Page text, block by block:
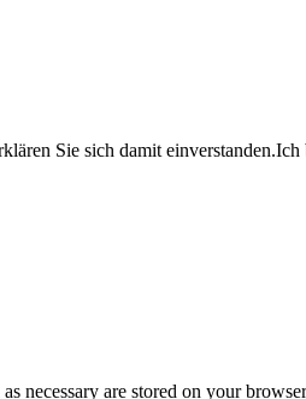
Sie sich damit einverstanden.Ich
necessary are stored on your